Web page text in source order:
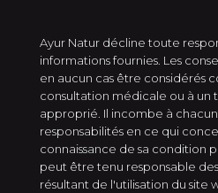
Ayur Natur décline toute
informations fournies. Les
en aucun cas être considérés
consultation médicale ou à
approprié. Il incombe à
responsabilités en ce qui
connaissance de sa condition
peut être tenu responsable
résultant de l'utilisation du site